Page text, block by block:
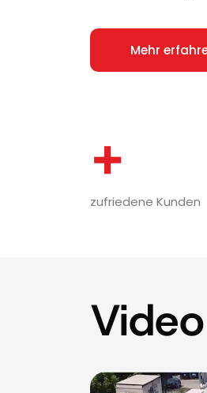
Mehr
+
zufriedene Kunden